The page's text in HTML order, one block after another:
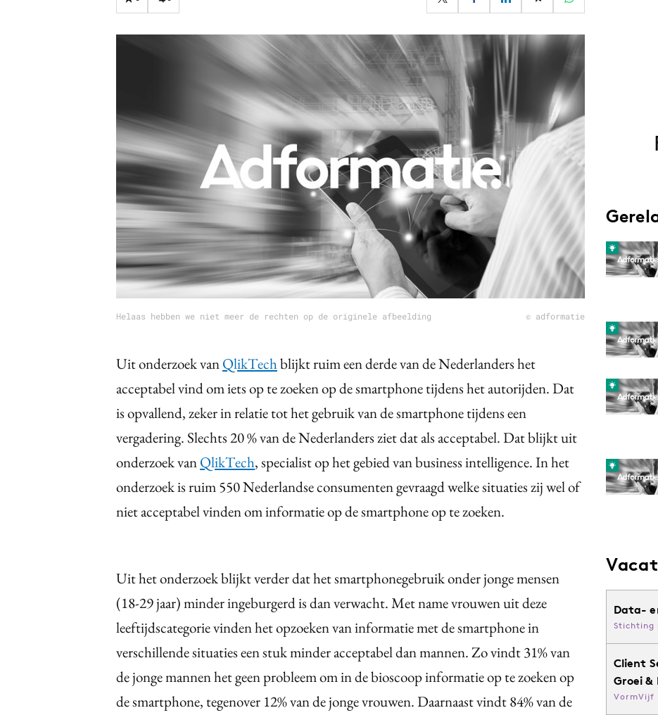
Influencer marketing
Interne communicatie
Martech
Reputatie & crisis
Helaas hebben we niet meer de rechten op de originele afbeelding © adformatie
Uit onderzoek vanQlikTechblijkt ruim een derde van de Nederlanders het
acceptabel vind om iets op te zoeken op de smartphone tijdens het autorijden. Dat
is opvallend, zeker in relatie tot het gebruik van de smartphone tijdens een
vergadering. Slechts 20 % van de Nederlanders ziet dat als acceptabel. Dat blijkt uit
onderzoek vanQlikTech, specialist op het gebied van business intelligence. In het
onderzoek is ruim 550 Nederlandse consumenten gevraagd welke situaties zij wel of
niet acceptabel vinden om informatie op de smartphone op te zoeken.
Uit het onderzoek blijkt verder dat het smartphonegebruik onder jonge mensen
(18-29 jaar) minder ingeburgerd is dan verwacht. Met name vrouwen uit deze
leeftijdscategorie vinden het opzoeken van informatie met de smartphone in
verschillende situaties een stuk minder acceptabel dan mannen. Zo vindt 31% van
de jonge mannen het geen probleem om in de bioscoop informatie op te zoeken op
de smartphone, tegenover 12% van de jonge vrouwen. Daarnaast vindt 84% van de
Data-
Stichting
Client
Groei
VormVijf